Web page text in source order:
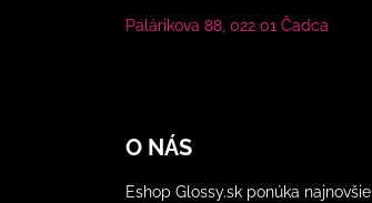
Palárikova 88, 022 01 Čadca
O NÁS
Eshop Glossy.sk ponúka najnovšie